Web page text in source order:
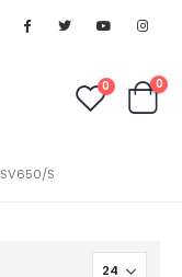
0 0
SV650/S